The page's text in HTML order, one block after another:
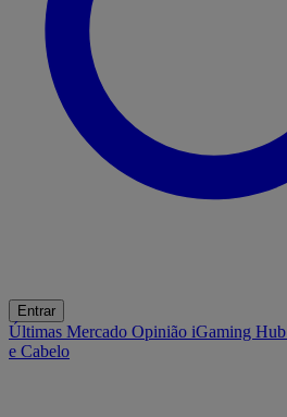
Entrar
Últimas Mercado Opinião iGaming Hub
e Cabelo